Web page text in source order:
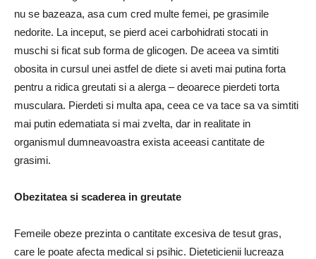
nu se bazeaza, asa cum cred multe femei, pe grasimile
nedorite. La inceput, se pierd acei carbohidrati stocati in
muschi si ficat sub forma de glicogen. De aceea va simtiti
obosita in cursul unei astfel de diete si aveti mai putina forta
pentru a ridica greutati si a alerga – deoarece pier­deti torta
musculara. Pierdeti si multa apa, ceea ce va tace sa va simtiti
mai putin edematiata si mai zvelta, dar in realitate in
organismul dumnea­voastra exista aceeasi cantitate de
grasimi.
Obezitatea si scaderea in greutate
Femeile obeze prezinta o cantitate excesiva de tesut gras,
care le poate afecta medical si psi­hic. Dieteticienii lucreaza